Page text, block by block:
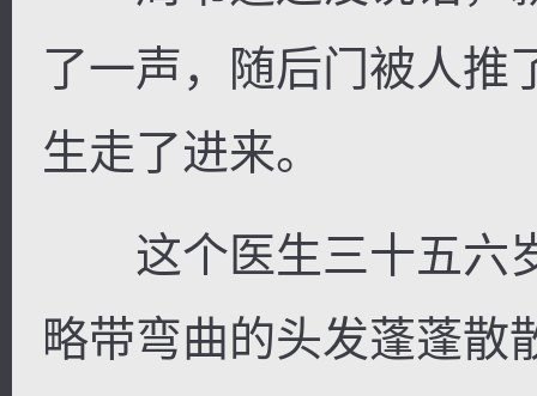
了一声，随后门被人推
生走了进来。
这个医生三十五六
略带弯曲的头发蓬蓬散